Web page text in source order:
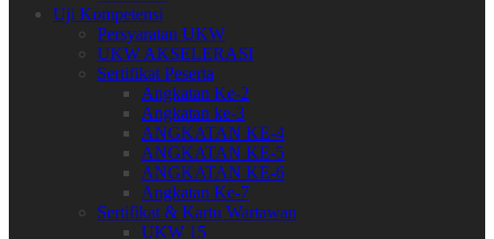
Uji Kompetensi
Persyaratan UKW
UKW AKSELERASI
Sertifikat Peserta
Angkatan Ke-2
Angkatan ke-3
ANGKATAN KE-4
ANGKATAN KE-5
ANGKATAN KE-6
Angkatan Ke-7
Sertifikat & Kartu Wartawan
UKW 15